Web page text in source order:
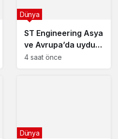
ST Engineering Asya
ve Avrupa’da uydu
sözleşmesi kazandı
Dünya
4 saat önce
Dünya